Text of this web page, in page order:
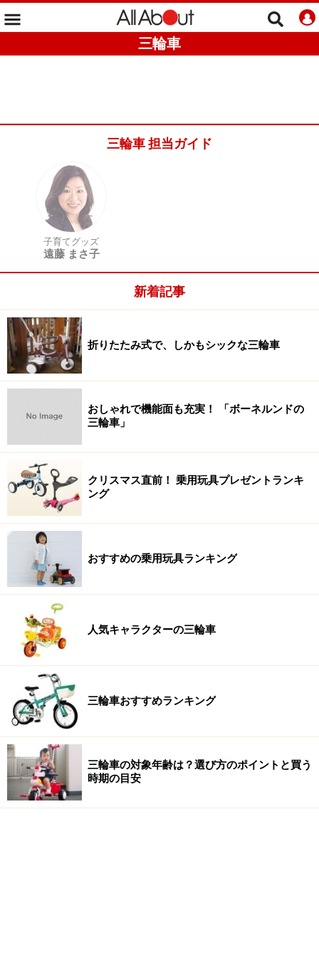
三輪車
三輪車 担当ガイド
子育てグッズ
遠藤 まさ子
新着記事
折りたたみ式で、しかもシックな三輪車
おしゃれで機能面も充実！ 「ボーネルンドの
三輪車」
クリスマス直前！ 乗用玩具プレゼントランキ
ング
おすすめの乗用玩具ランキング
人気キャラクターの三輪車
三輪車おすすめランキング
三輪車の対象年齢は？選び方のポイントと買う
時期の目安